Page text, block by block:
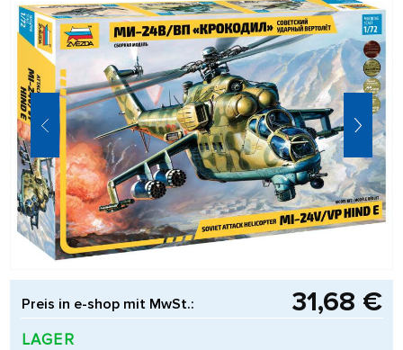
Preis in e-shop mit MwSt.: 31,68 €
LAGER